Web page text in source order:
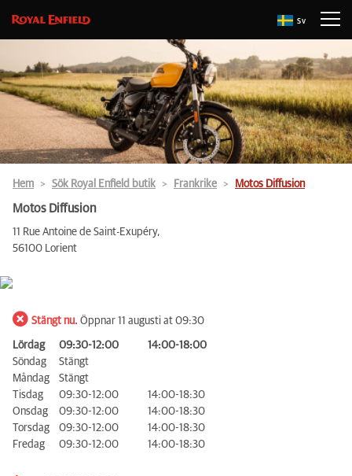
Sv
Hem Sök Royal Enfield butik Frankrike Motos Diffusion
Motos Diffusion
11 Rue Antoine de Saint-Exupéry,
56100 Lorient
Stängt nu. Öppnar 11 augusti at 09:30
Lördag 09:30-12:00
14:00-18:00
Söndag
Stängt
Måndag
Stängt
Tisdag
09:30-12:00
14:00-18:30
Onsdag
09:30-12:00
14:00-18:30
Torsdag
09:30-12:00
14:00-18:30
Fredag
09:30-12:00 14:00-18:30